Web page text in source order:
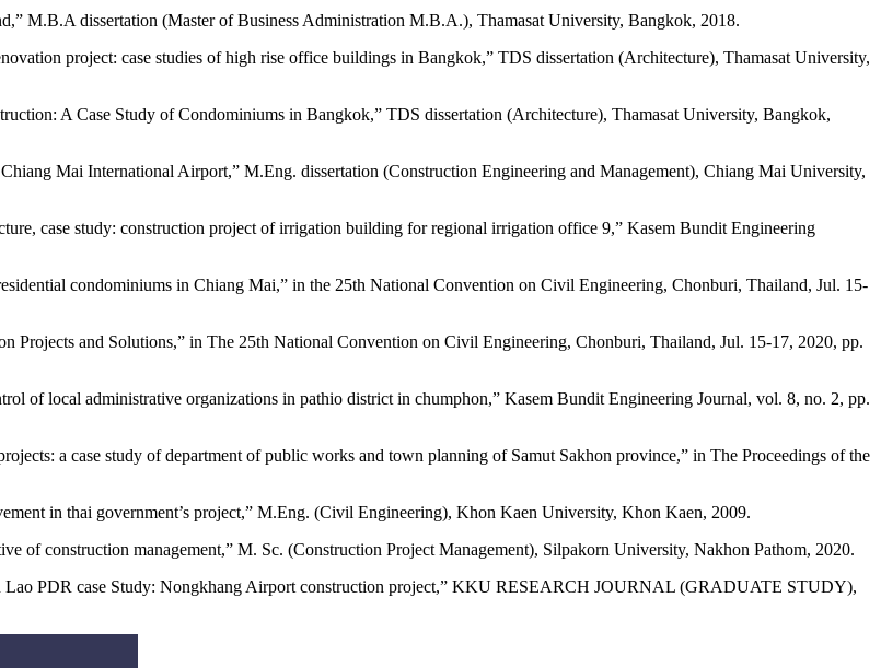
M.B.A dissertation (Master of Business Administration M.B.A.), Thamasat University, Bangkok, 2018.
project: case studies of high rise office buildings in Bangkok,” TDS dissertation (Architecture), Thamasat University,
A Case Study of Condominiums in Bangkok,” TDS dissertation (Architecture), Thamasat University, Bangkok,
Mai International Airport,” M.Eng. dissertation (Construction Engineering and Management), Chiang Mai University,
case study: construction project of irrigation building for regional irrigation office 9,” Kasem Bundit Engineering
condominiums in Chiang Mai,” in the 25th National Convention on Civil Engineering, Chonburi, Thailand, Jul. 15-
and Solutions,” in The 25th National Convention on Civil Engineering, Chonburi, Thailand, Jul. 15-17, 2020, pp.
of local administrative organizations in pathio district in chumphon,” Kasem Bundit Engineering Journal, vol. 8, no. 2, pp.
a case study of department of public works and town planning of Samut Sakhon province,” in The Proceedings of the
in thai government’s project,” M.Eng. (Civil Engineering), Khon Kaen University, Khon Kaen, 2009.
of construction management,” M. Sc. (Construction Project Management), Silpakorn University, Nakhon Pathom, 2020.
Lao PDR case Study: Nongkhang Airport construction project,” KKU RESEARCH JOURNAL (GRADUATE STUDY),